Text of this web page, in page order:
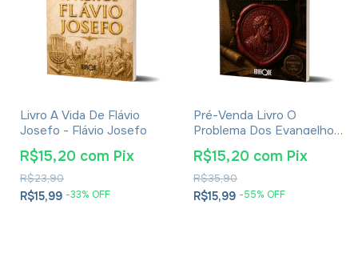
Livro A Vida De Flávio
Josefo - Flávio Josefo
R$15,99 -33% OFF
R$23,90
R$15,20 com Pix
Pré-Venda Livro O
Problema Dos Evangelhos
E Soluções- Eusébio De
Cesareia
R$15,99 -55% OFF
R$35,90
R$15,20 com Pix